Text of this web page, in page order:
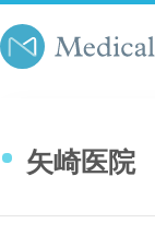
矢崎医院